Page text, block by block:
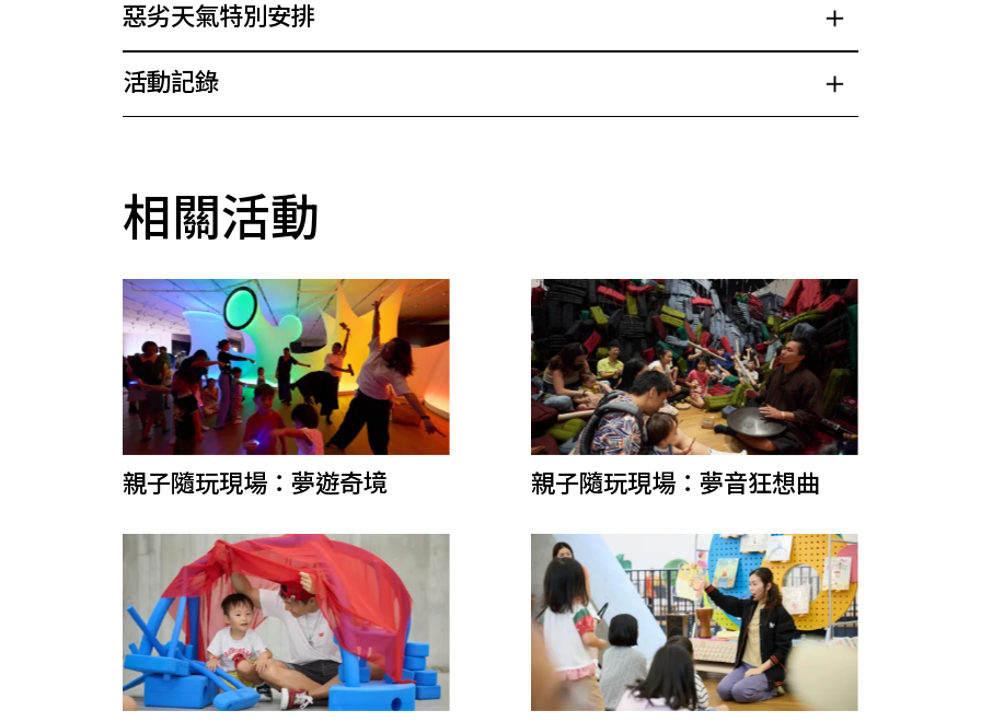
惡劣天氣特別安排
活動記錄
相關活動
親子隨玩現場：夢遊奇境 親子隨玩現場：夢音狂想曲